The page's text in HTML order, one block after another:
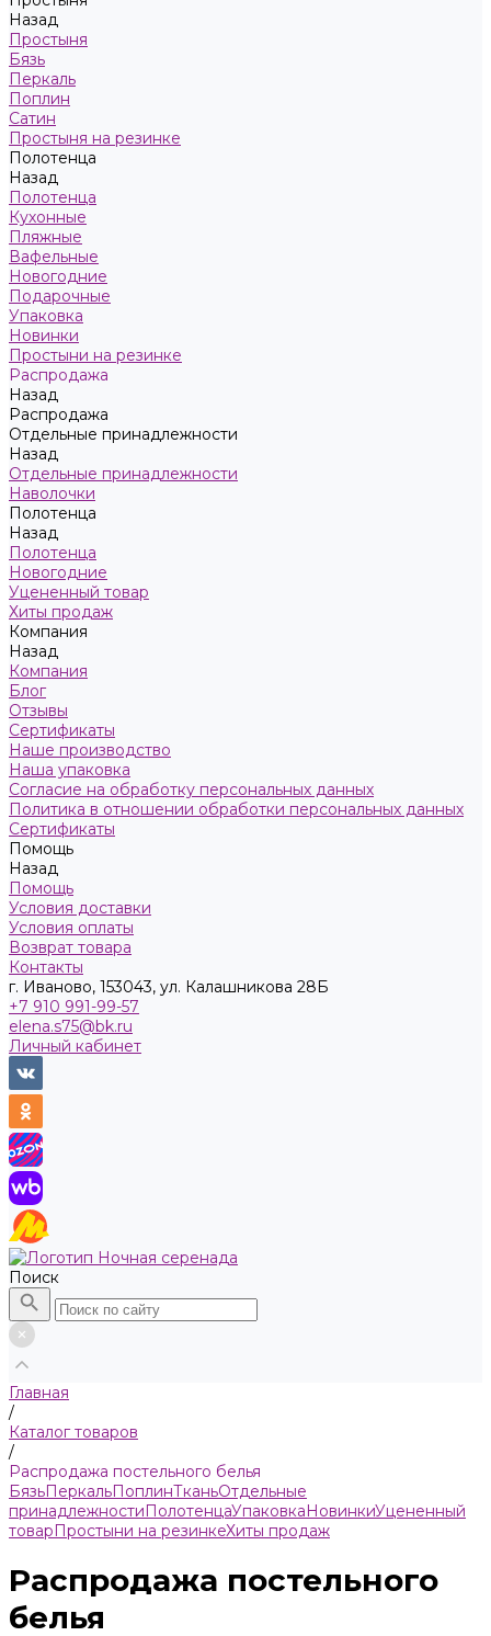
Назад
Простыня
Бязь
Перкаль
Поплин
Сатин
Простыня на резинке
Полотенца
Назад
Полотенца
Кухонные
Пляжные
Вафельные
Новогодние
Подарочные
Упаковка
Новинки
Простыни на резинке
Распродажа
Назад
Распродажа
Отдельные принадлежности
Назад
Отдельные принадлежности
Наволочки
Полотенца
Назад
Полотенца
Новогодние
Уцененный товар
Хиты продаж
Компания
Назад
Компания
Блог
Отзывы
Сертификаты
Наше производство
Наша упаковка
Согласие на обработку персональных данных
Политика в отношении обработки персональных данных
Сертификаты
Помощь
Назад
Помощь
Условия доставки
Условия оплаты
Возврат товара
Контакты
г. Иваново, 153043, ул. Калашникова 28Б
+7 910 991-99-57
elena.s75@bk.ru
Личный кабинет
Поиск
Главная
/
Каталог товаров
/
Распродажа постельного белья
БязьПeркaльПоплинТканьОтдельные
принадлежностиПолотенцаУпаковкаНовинкиУцененный
товарПростыни на резинкеХиты продаж
Распродажа постельного
белья